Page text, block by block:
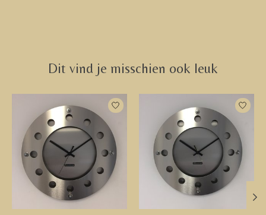
Dit vind je misschien ook leuk
Items van productcarrousel